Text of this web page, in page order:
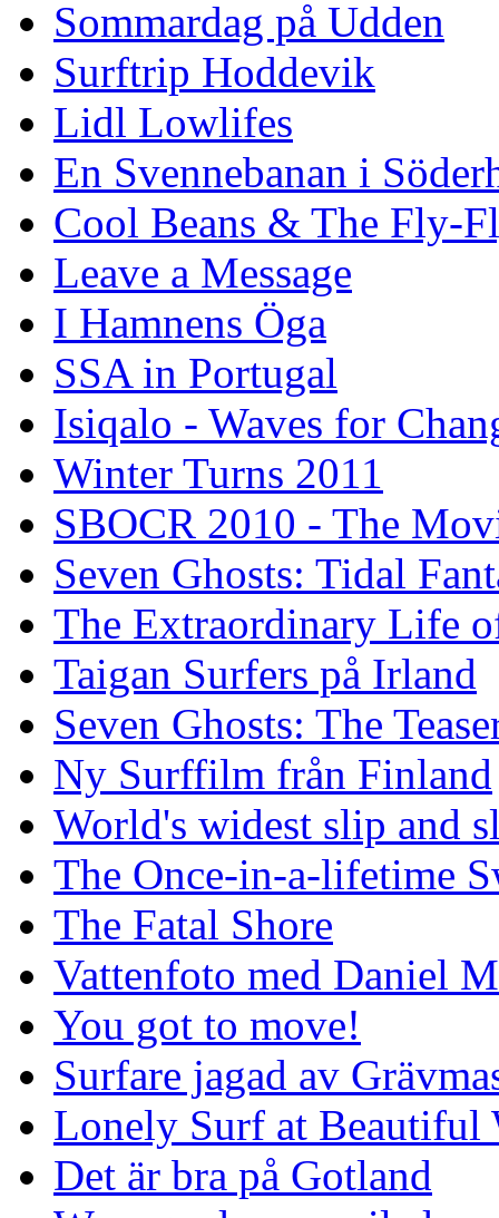
Sommardag på Udden
Surftrip Hoddevik
Lidl Lowlifes
En Svennebanan i
Cool Beans & The Fly-
Leave a Message
I Hamnens Öga
SSA in Portugal
Isiqalo - Waves for
Winter Turns 2011
SBOCR 2010 - The
Seven Ghosts: Tidal
The Extraordinary Life
Taigan Surfers på Irland
Seven Ghosts: The
Ny Surffilm från Finland
World's widest slip and
The Once-in-a-lifetime
The Fatal Shore
Vattenfoto med Daniel
You got to move!
Surfare jagad av
Lonely Surf at Beautiful
Det är bra på Gotland